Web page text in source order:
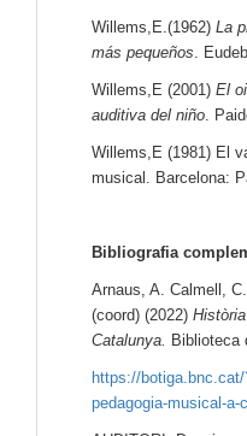
Willems,E.(1962) La
más pequeños .
Willems,E (2001) El
auditiva del niño .
Willems,E (1981) El
musical. Barcelona:
Bibliografia
Arnaus, A. Calmell,
(coord) (2022)
Catalunya. Biblioteca
https://
pedagogia-musical-a-